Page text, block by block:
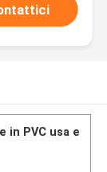
in PVC usa e